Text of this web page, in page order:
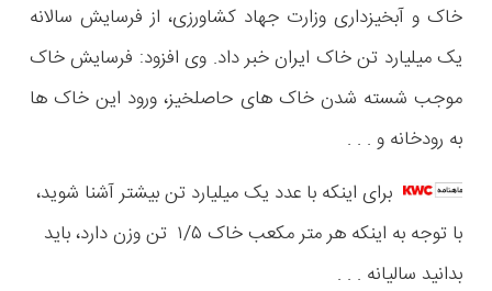
خاک و آبخیزداری وزارت جهاد کشاورزی، از فرسایش سالانه
یک میلیارد تن خاک ایران خبر داد. وی افزود: فرسایش خاک
موجب شسته شدن خاک های حاصلخیز، ورود این خاک ها
به رودخانه و . . .
برای اینکه با عدد یک میلیارد تن بیشتر آشنا شوید،
با توجه به اینکه هر متر مکعب خاک ۱/۵ تن وزن دارد، باید
بدانید سالیانه . . .